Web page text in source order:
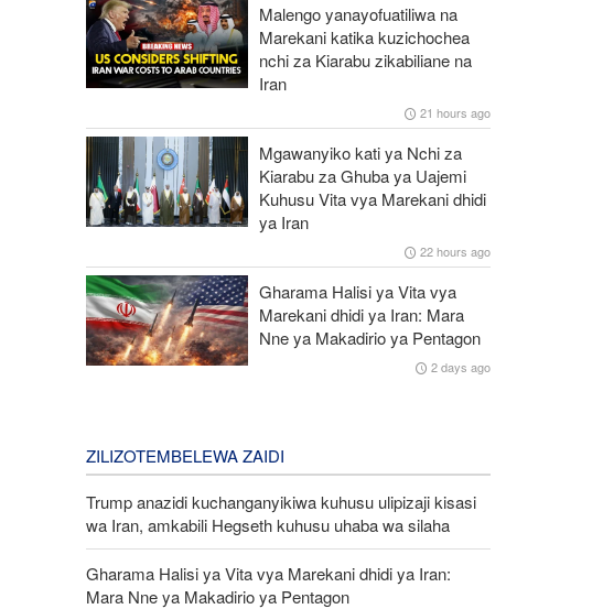
Malengo yanayofuatiliwa na
Marekani katika kuzichochea
nchi za Kiarabu zikabiliane na
Iran
21 hours ago
Mgawanyiko kati ya Nchi za
Kiarabu za Ghuba ya Uajemi
Kuhusu Vita vya Marekani dhidi
ya Iran
22 hours ago
Gharama Halisi ya Vita vya
Marekani dhidi ya Iran: Mara
Nne ya Makadirio ya Pentagon
2 days ago
ZILIZOTEMBELEWA ZAIDI
Trump anazidi kuchanganyikiwa kuhusu ulipizaji kisasi
wa Iran, amkabili Hegseth kuhusu uhaba wa silaha
Gharama Halisi ya Vita vya Marekani dhidi ya Iran:
Mara Nne ya Makadirio ya Pentagon